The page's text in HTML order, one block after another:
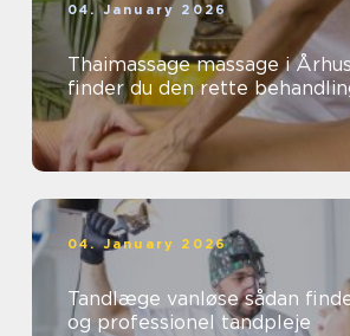
04. January 2026
Thaimassage massage i
finder du den rette
04. January 2026
Tandlæge vanløse sådan finder du tryg
og professionel tandpleje